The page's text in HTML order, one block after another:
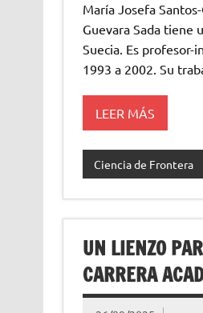
María Josefa
Guevara Sada tiene
Suecia. Es
1993 a 2002. Su
LEER MÁS
Ciencia de Frontera
UN LIENZO
CARRERA